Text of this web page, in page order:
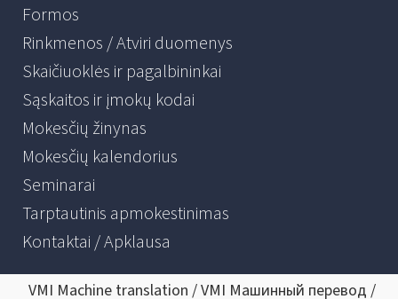
Formos
Rinkmenos / Atviri duomenys
Skaičiuoklės ir pagalbininkai
Sąskaitos ir įmokų kodai
Mokesčių žinynas
Mokesčių kalendorius
Seminarai
Tarptautinis apmokestinimas
Kontaktai / Apklausa
VMI Machine translation / VMI Машинный перевод /